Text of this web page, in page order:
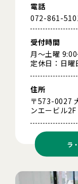
電話
072-861-
受付時間
月～土曜
定休日：日曜
住所
〒573-0027
ンエービル2F
ラ